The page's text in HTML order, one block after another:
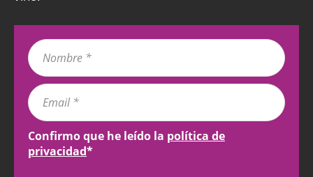
Confirmo que he leído la política de
privacidad*